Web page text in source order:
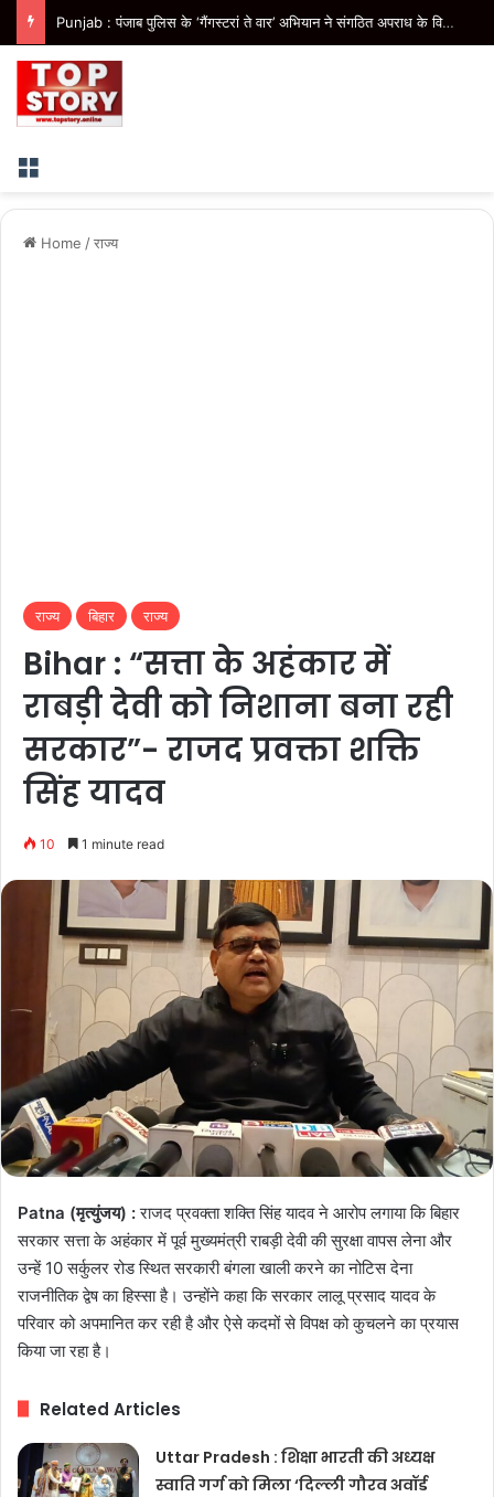
Punjab : पंजाब पुलिस के ‘गैंगस्टरां ते वार’ अभियान ने संगठित अपराध के विरुद्ध निरंतर कार्रवाई के 200 दिन पूरे किए
Menu
Home /राज्य
राज्य बिहार राज्य
Bihar : “सत्ता के अहंकार में
राबड़ी देवी को निशाना बना रही
सरकार”- राजद प्रवक्ता शक्ति
सिंह यादव
10 1 minute read
Patna (मृत्युंजय) :राजद प्रवक्ता शक्ति सिंह यादव ने आरोप लगाया कि बिहार
सरकार सत्ता के अहंकार में पूर्व मुख्यमंत्री राबड़ी देवी की सुरक्षा वापस लेना और
उन्हें 10 सर्कुलर रोड स्थित सरकारी बंगला खाली करने का नोटिस देना
राजनीतिक द्वेष का हिस्सा है। उन्होंने कहा कि सरकार लालू प्रसाद यादव के
परिवार को अपमानित कर रही है और ऐसे कदमों से विपक्ष को कुचलने का प्रयास
किया जा रहा है।
Related Articles
Uttar Pradesh : शिक्षा भारती की अध्यक्ष
स्वाति गर्ग को मिला ‘दिल्ली गौरव अवॉर्ड